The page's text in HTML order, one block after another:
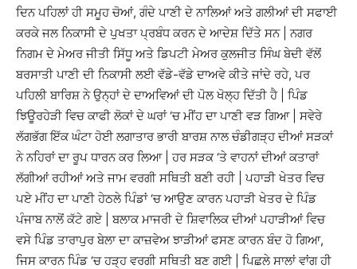
ਦਿਨ ਪਹਿਲਾਂ ਹੀ ਸਮੂਹ ਚੋਆਂ, ਗੰਦੇ ਪਾਣੀ ਦੇ ਨਾਲਿਆਂ ਅਤੇ ਗਲੀਆਂ ਦੀ ਸਫਾਈ
ਕਰਕੇ ਜਲ ਨਿਕਾਸੀ ਦੇ ਪੁਖਤਾ ਪ੍ਰਬੰਧ ਕਰਨ ਦੇ ਆਦੇਸ਼ ਦਿੱਤੇ ਸਨ | ਨਗਰ
ਨਿਗਮ ਦੇ ਮੇਅਰ ਜੀਤੀ ਸਿੱਧੂ ਅਤੇ ਡਿਪਟੀ ਮੇਅਰ ਕੁਲਜੀਤ ਸਿੰਘ ਬੇਦੀ ਵੱਲੋਂ
ਬਰਸਾਤੀ ਪਾਣੀ ਦੀ ਨਿਕਾਸੀ ਲਈ ਵੱਡੇ-ਵੱਡੇ ਦਾਅਵੇ ਕੀਤੇ ਜਾਂਦੇ ਰਹੇ, ਪਰ
ਪਹਿਲੀ ਬਾਰਿਸ਼ ਨੇ ਉਨ੍ਹਾਂ ਦੇ ਦਾਅਵਿਆਂ ਦੀ ਪੋਲ ਖੋਲ੍ਹ ਦਿੱਤੀ ਹੈ | ਪਿੰਡ
ਝਿਊਰਹੇੜੀ ਵਿਚ ਕਾਫੀ ਲੋਕਾਂ ਦੇ ਘਰਾਂ ‘ਚ ਮੀਂਹ ਦਾ ਪਾਣੀ ਵੜ ਗਿਆ | ਸਵੇਰੇ
ਲੱਗਭੱਗ ਇੱਕ ਘੰਟਾ ਹੋਈ ਲਗਾਤਾਰ ਭਾਰੀ ਬਾਰਸ਼ ਨਾਲ ਚੰਡੀਗੜ੍ਹ ਦੀਆਂ ਸੜਕਾਂ
ਨੇ ਨਹਿਰਾਂ ਦਾ ਰੂਪ ਧਾਰਨ ਕਰ ਲਿਆ | ਹਰ ਸੜਕ ‘ਤੇ ਵਾਹਨਾਂ ਦੀਆਂ ਕਤਾਰਾਂ
ਲੱਗੀਆਂ ਰਹੀਆਂ ਅਤੇ ਜਾਮ ਵਰਗੀ ਸਥਿਤੀ ਬਣੀ ਰਹੀ | ਪਹਾੜੀ ਖੇਤਰ ਵਿਚ
ਪਏ ਮੀਂਹ ਦਾ ਪਾਣੀ ਹੇਠਲੇ ਪਿੰਡਾਂ ‘ਚ ਆਉਣ ਕਾਰਨ ਪਹਾੜੀ ਖੇਤਰ ਦੇ ਪਿੰਡ
ਪੰਜਾਬ ਨਾਲੋਂ ਕੱਟੇ ਗਏ | ਬਲਾਕ ਮਾਜਰੀ ਦੇ ਸ਼ਿਵਾਲਿਕ ਦੀਆਂ ਪਹਾੜੀਆਂ ਵਿਚ
ਵਸੇ ਪਿੰਡ ਤਾਰਾਪੁਰ ਬੇਲਾ ਦਾ ਕਾਜ਼ਵੇਅ ਝਾੜੀਆਂ ਫਸਣ ਕਾਰਨ ਬੰਦ ਹੋ ਗਿਆ,
ਜਿਸ ਕਾਰਨ ਪਿੰਡ ‘ਚ ਹੜ੍ਹ ਵਰਗੀ ਸਥਿਤੀ ਬਣ ਗਈ | ਪਿਛਲੇ ਸਾਲਾਂ ਵਾਂਗ ਹੀ